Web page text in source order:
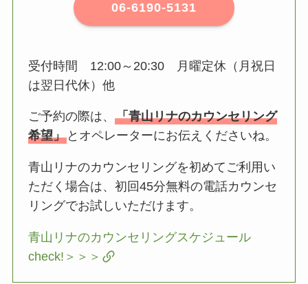
06-6190-5131
受付時間 12:00～20:30 月曜定休（月祝日
は翌日代休）他
ご予約の際は、「青山リナのカウンセリング
希望」 とオペレーターにお伝えくださいね。
青山リナのカウンセリングを初めてご利用い
ただく場合は、初回45分無料の電話カウンセ
リングでお試しいただけます。
青山リナのカウンセリングスケジュール
check!＞＞＞